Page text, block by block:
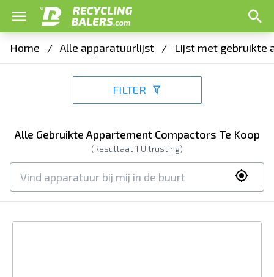
Home / Alle apparatuurlijst / Lijst met gebruikte
FILTER
Alle Gebruikte Appartement Compactors Te Koop
(Resultaat1 Uitrusting)